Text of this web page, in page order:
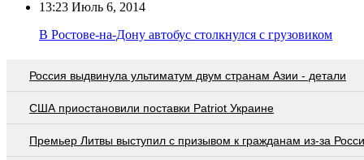
13:23 Июль 6, 2014
В Ростове-на-Дону автобус столкнулся с грузовиком
Россия выдвинула ультиматум двум странам Азии - детали
США приостановили поставки Patriot Украине
Премьер Литвы выступил с призывом к гражданам из-за